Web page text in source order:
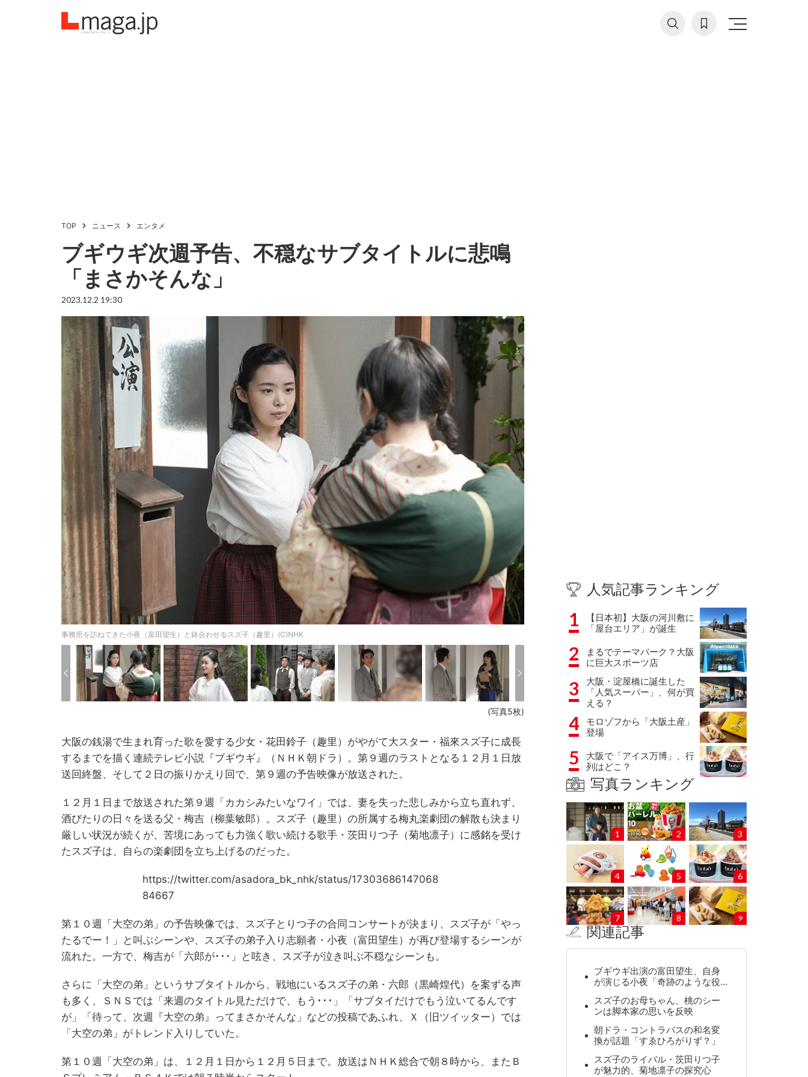
TOP ニュース エンタメ
ブギウギ次週予告、不穏なサブタイトルに悲鳴
「まさかそんな」
2023.12.2 19:30
事務所を訪ねてきた小夜（富田望生）と鉢合わせるスズ子（趣里）(C)NHK
(写真5枚)
大阪の銭湯で生まれ育った歌を愛する少女・花田鈴子（趣里）がやがて大スター・福來スズ子に成長
するまでを描く連続テレビ小説『ブギウギ』（ＮＨＫ朝ドラ）。第９週のラストとなる１２月１日放
送回終盤、そして２日の振りかえり回で、第９週の予告映像が放送された。
１２月１日まで放送された第９週「カカシみたいなワイ」では、妻を失った悲しみから立ち直れず、
酒びたりの日々を送る父・梅吉（柳葉敏郎）。スズ子（趣里）の所属する梅丸楽劇団の解散も決まり
厳しい状況が続くが、苦境にあっても力強く歌い続ける歌手・茨田りつ子（菊地凛子）に感銘を受け
たスズ子は、自らの楽劇団を立ち上げるのだった。
https://twitter.com/asadora_bk_nhk/status/17303686147068
84667
第１０週「大空の弟」の予告映像では、スズ子とりつ子の合同コンサートが決まり、スズ子が「やっ
たるでー！」と叫ぶシーンや、スズ子の弟子入り志願者・小夜（富田望生）が再び登場するシーンが
流れた。一方で、梅吉が「六郎が･･･」と呟き、スズ子が泣き叫ぶ不穏なシーンも。
さらに「大空の弟」というサブタイトルから、戦地にいるスズ子の弟・六郎（黒崎煌代）を案ずる声
も多く、ＳＮＳでは「来週のタイトル見ただけで、もう･･･」「サブタイだけでもう泣いてるんです
が」「待って、次週『大空の弟』ってまさかそんな」などの投稿であふれ、Ｘ（旧ツイッター）では
「大空の弟」がトレンド入りしていた。
第１０週「大空の弟」は、１２月１日から１２月５日まで。放送はＮＨＫ総合で朝８時から、またＢ
人気記事ランキング
1
【日本初】大阪の河川敷に
「屋台エリア」が誕生
2
まるでテーマパーク？大阪
に巨大スポーツ店
3
大阪・淀屋橋に誕生した
「人気スーパー」、何が買
える？
4
モロゾフから「大阪土産」
登場
5
大阪で「アイス万博」、行
列はどこ？
写真ランキング
1 2 3
4 5 6
7 8 9
関連記事
ブギウギ出演の富田望生、自身
が演じる小夜「奇跡のような役…
スズ子のお母ちゃん、桃のシー
ンは脚本家の思いを反映
朝ドラ・コントラバスの和名変
換が話題「すゑひろがりず？」
スズ子のライバル・茨田りつ子
が魅力的、菊地凛子の探究心